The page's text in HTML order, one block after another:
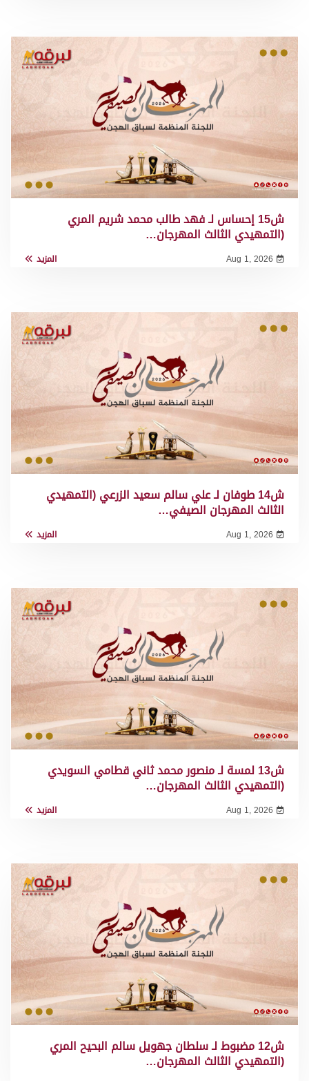
ش15 إحساس لـ فهد طالب محمد شريم المري
(التمهيدي الثالث المهرجان…
Aug 1, 2026 المزيد
ش14 طوفان لـ علي سالم سعيد الزرعي (التمهيدي
الثالث المهرجان الصيفي…
Aug 1, 2026 المزيد
ش13 لمسة لـ منصور محمد ثاني قطامي السويدي
(التمهيدي الثالث المهرجان…
Aug 1, 2026 المزيد
ش12 مضبوط لـ سلطان جهويل سالم البحيح المري
(التمهيدي الثالث المهرجان…